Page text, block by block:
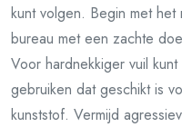
kunt volgen. Begin met
bureau met een zachte
Voor hardnekkiger vuil
gebruiken dat geschikt is
kunststof. Vermijd